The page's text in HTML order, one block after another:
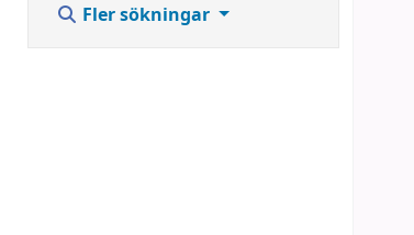
Fler sökningar